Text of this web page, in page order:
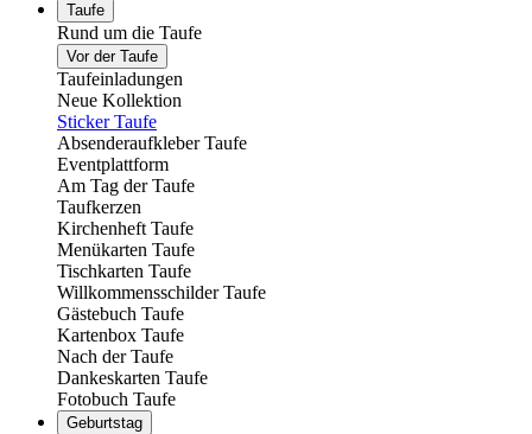
Taufe
Rund um die Taufe
Vor der Taufe
Taufeinladungen
Neue Kollektion
Sticker Taufe
Absenderaufkleber Taufe
Eventplattform
Am Tag der Taufe
Taufkerzen
Kirchenheft Taufe
Menükarten Taufe
Tischkarten Taufe
Willkommensschilder Taufe
Gästebuch Taufe
Kartenbox Taufe
Nach der Taufe
Dankeskarten Taufe
Fotobuch Taufe
Geburtstag